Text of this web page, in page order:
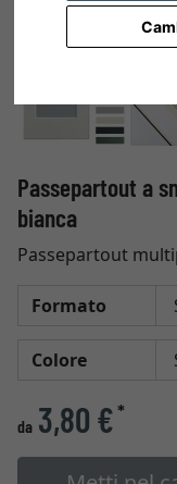
Passepartout a
bianca
Passepartout
Formato
Colore
da 3,80 €*